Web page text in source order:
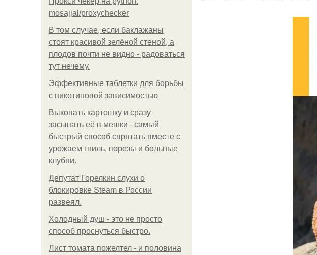
mosajjal/proxychecker
В том случае, если баклажаны
стоят красивой зелёной стеной, а
плодов почти не видно - радоваться
тут нечему.
Эффективные таблетки для борьбы
с никотиновой зависимостью
Выкопать картошку и сразу
засыпать её в мешки - самый
быстрый способ спрятать вместе с
урожаем гниль, порезы и больные
клубни.
Депутат Горелкин слухи о
блокировке Steam в России
развеял.
Холодный душ - это не просто
способ проснуться быстро.
Лист томата пожелтел - и половина